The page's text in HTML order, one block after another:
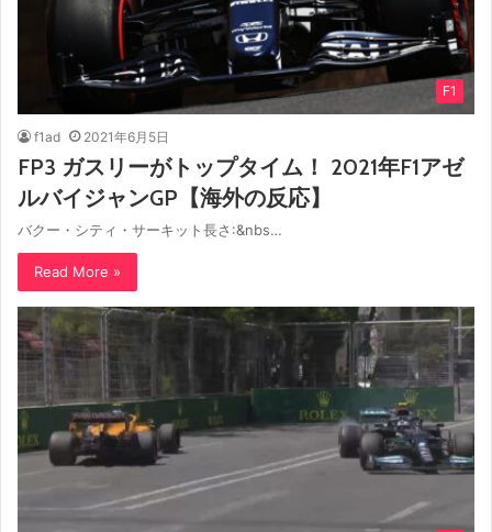
F1
f1ad 2021年6月5日
FP3 ガスリーがトップタイム！ 2021年F1アゼ
ルバイジャンGP【海外の反応】
バクー・シティ・サーキット長さ:&nbs…
Read More »